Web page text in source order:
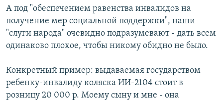
А под "обеспечением равенства инвалидов на
получение мер социальной поддержки", наши
"слуги народа" очевидно подразумевают - дать всем
одинаково плохое, чтобы никому обидно не было.
Конкретный пример: выдаваемая государством
ребенку-инвалиду коляска ИИ-2104 стоит в
розницу 20 000 р. Моему сыну и мне - она